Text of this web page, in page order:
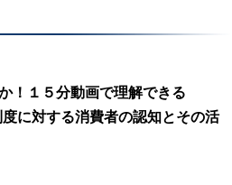
か！１５分動画で理解できる
に対する消費者の認知とその活